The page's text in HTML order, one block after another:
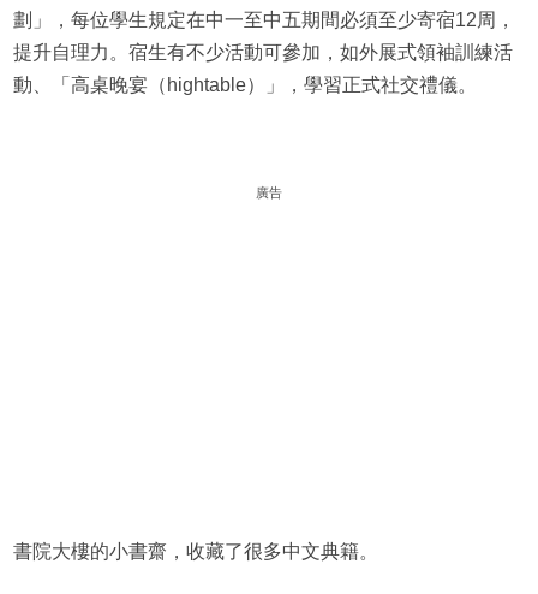
劃」，每位學生規定在中一至中五期間必須至少寄宿12周，
提升自理力。宿生有不少活動可參加，如外展式領袖訓練活
動、「高桌晚宴（hightable）」，學習正式社交禮儀。
廣告
書院大樓的小書齋，收藏了很多中文典籍。